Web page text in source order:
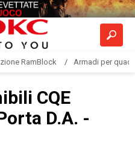
RamBlock Armadi per
CQE
D.A. -